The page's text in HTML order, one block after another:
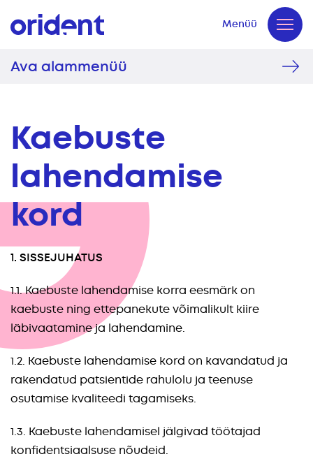
Menüü Sulge
Ava alammenüü
Kaebuste
lahendamise
kord
1. SISSEJUHATUS
1.1. Kaebuste lahendamise korra eesmärk on
kaebuste ning ettepanekute võimalikult kiire
läbivaatamine ja lahendamine.
1.2. Kaebuste lahendamise kord on kavandatud ja
rakendatud patsientide rahulolu ja teenuse
osutamise kvaliteedi tagamiseks.
1.3. Kaebuste lahendamisel jälgivad töötajad
konfidentsiaalsuse nõudeid.